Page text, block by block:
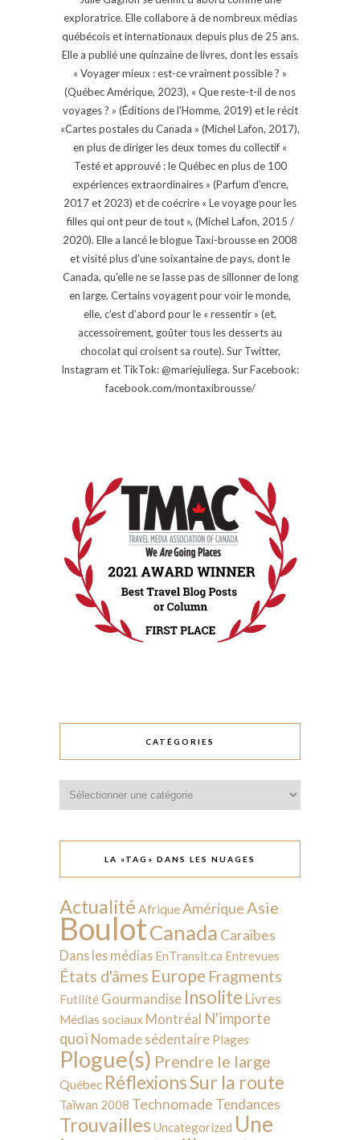
exploratrice. Elle collabore à de nombreux médias
québécois et internationaux depuis plus de 25 ans.
Elle a publié une quinzaine de livres, dont les essais
« Voyager mieux : est-ce vraiment possible ? »
(Québec Amérique, 2023), « Que reste-t-il de nos
voyages ? » (Éditions de l'Homme, 2019) et le récit
«Cartes postales du Canada » (Michel Lafon, 2017),
en plus de diriger les deux tomes du collectif «
Testé et approuvé : le Québec en plus de 100
expériences extraordinaires » (Parfum d'encre,
2017 et 2023) et de coécrire « Le voyage pour les
filles qui ont peur de tout », (Michel Lafon, 2015 /
2020). Elle a lancé le blogue Taxi-brousse en 2008
et visité plus d'une soixantaine de pays, dont le
Canada, qu'elle ne se lasse pas de sillonner de long
en large. Certains voyagent pour voir le monde,
elle, c’est d’abord pour le « ressentir » (et,
accessoirement, goûter tous les desserts au
chocolat qui croisent sa route). Sur Twitter,
Instagram et TikTok: @mariejuliega. Sur Facebook:
facebook.com/montaxibrousse/
CATÉGORIES
LA «TAG» DANS LES NUAGES
Actualité AfriqueAmérique Asie
BoulotCanada Caraïbes
Dans les médias EnTransit.ca Entrevues
États d'âmes Europe Fragments
Futilité Gourmandise Insolite Livres
Médias sociaux Montréal N'importe
quoi Nomade sédentaire Plages
Plogue(s) Prendre le large
Québec RéflexionsSur la route
Taïwan 2008 Technomade Tendances
Trouvailles Uncategorized Une